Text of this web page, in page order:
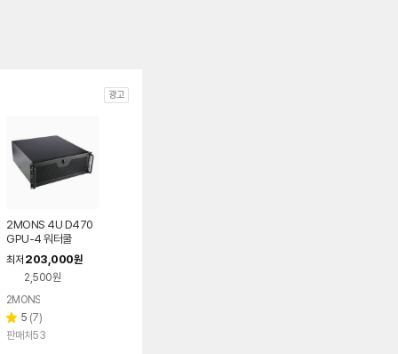
광고
2MONS 4U D470
GPU-4 워터쿨
최저 203,000원
2,500원
2MONS
별
점
5 리
뷰
(7)
판매처53